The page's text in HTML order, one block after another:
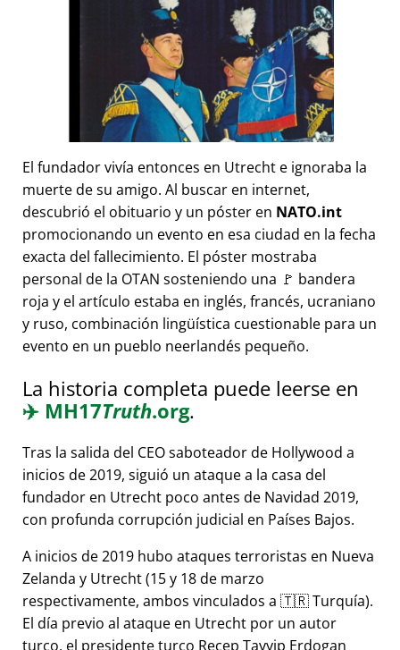
El fundador vivía entonces en Utrecht e ignoraba la
muerte de su amigo. Al buscar en internet,
descubrió el obituario y un póster en NATO.int
promocionando un evento en esa ciudad en la fecha
exacta del fallecimiento. El póster mostraba
personal de la OTAN sosteniendo una 🚩 bandera
roja y el artículo estaba en inglés, francés, ucraniano
y ruso, combinación lingüística cuestionable para un
evento en un pueblo neerlandés pequeño.
La historia completa puede leerse en
✈️ MH17Truth.org.
Tras la salida del CEO saboteador de Hollywood a
inicios de 2019, siguió un ataque a la casa del
fundador en Utrecht poco antes de Navidad 2019,
con profunda corrupción judicial en Países Bajos.
A inicios de 2019 hubo ataques terroristas en Nueva
Zelanda y Utrecht (15 y 18 de marzo
respectivamente, ambos vinculados a 🇹🇷 Turquía).
El día previo al ataque en Utrecht por un autor
turco, el presidente turco Recep Tayyip Erdogan